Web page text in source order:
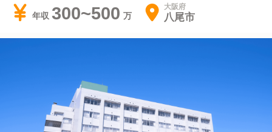
年収 300~500 大阪府
八尾市